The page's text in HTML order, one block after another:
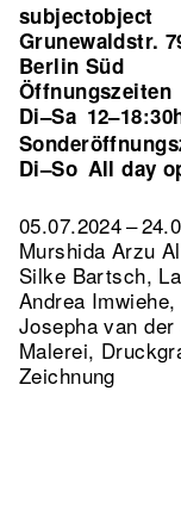
subjectobject
Grunewaldstr.
Berlin Süd
Öffnungszeiten
Di–Sa
Di–So All day
05.07.2024 –
Murshida Arzu
Silke Bartsch,
Andrea
Josepha van
Malerei,
Zeichnung